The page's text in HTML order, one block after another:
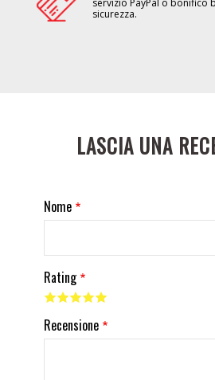
servizio PayPal o bonifico
sicurezza.
LASCIA UNA
Nome
Rating
Recensione